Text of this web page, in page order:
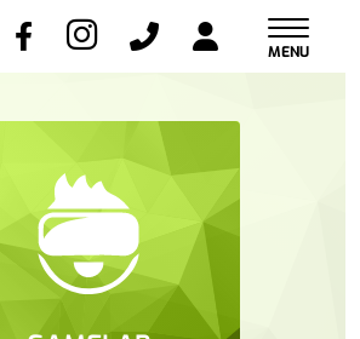
MENU